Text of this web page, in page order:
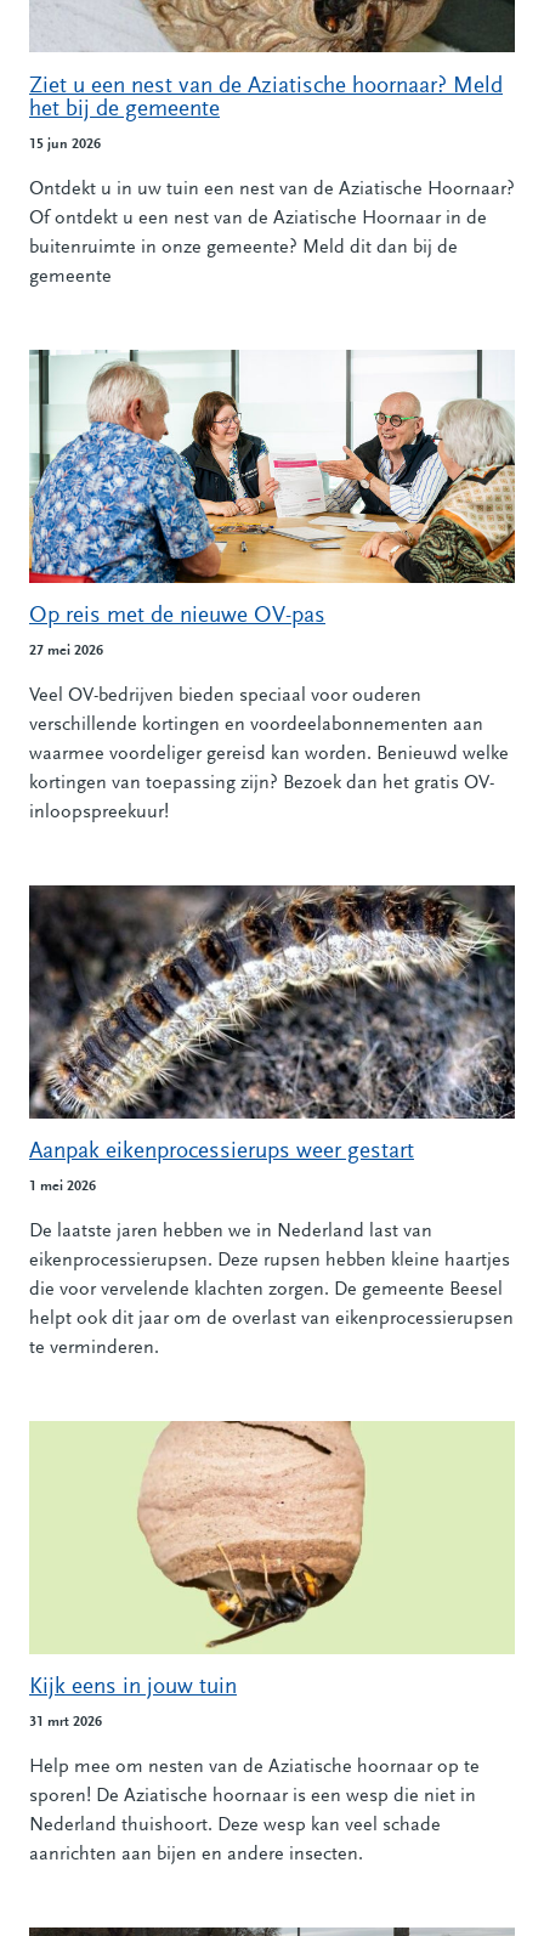
Ziet u een nest van de Aziatische hoornaar? Meld
het bij de gemeente
15 jun 2026
Ontdekt u in uw tuin een nest van de Aziatische Hoornaar?
Of ontdekt u een nest van de Aziatische Hoornaar in de
buitenruimte in onze gemeente? Meld dit dan bij de
gemeente
Op reis met de nieuwe OV-pas
27 mei 2026
Veel OV-bedrijven bieden speciaal voor ouderen
verschillende kortingen en voordeelabonnementen aan
waarmee voordeliger gereisd kan worden. Benieuwd welke
kortingen van toepassing zijn? Bezoek dan het gratis OV-
inloopspreekuur!
Aanpak eikenprocessierups weer gestart
1 mei 2026
De laatste jaren hebben we in Nederland last van
eikenprocessierupsen. Deze rupsen hebben kleine haartjes
die voor vervelende klachten zorgen. De gemeente Beesel
helpt ook dit jaar om de overlast van eikenprocessierupsen
te verminderen.
Kijk eens in jouw tuin
31 mrt 2026
Help mee om nesten van de Aziatische hoornaar op te
sporen! De Aziatische hoornaar is een wesp die niet in
Nederland thuishoort. Deze wesp kan veel schade
aanrichten aan bijen en andere insecten.